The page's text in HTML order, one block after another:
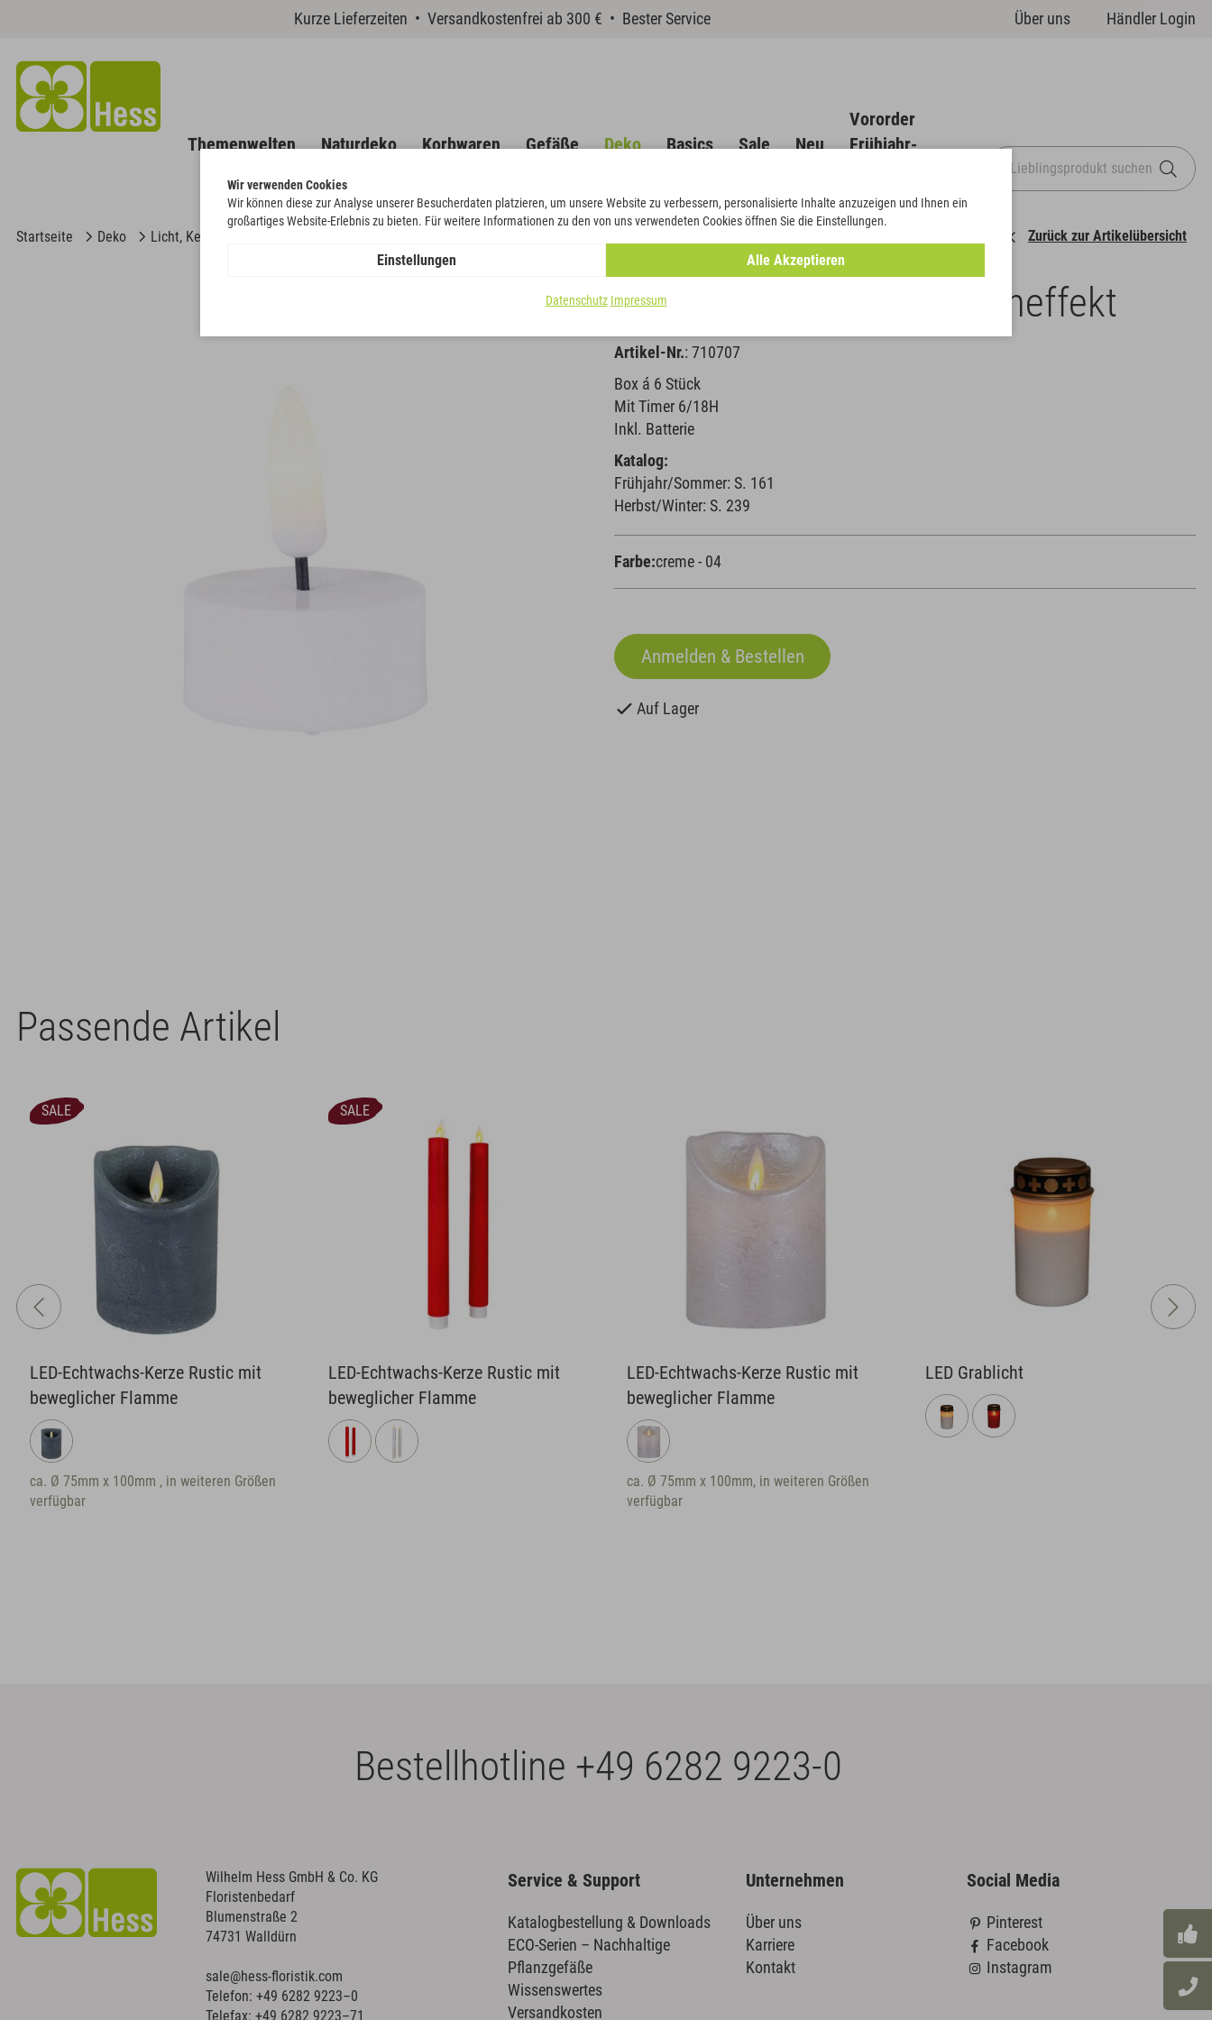
Kurze Lieferzeiten • Versandkostenfrei ab 300 € • Bester Service Über uns Händler Login
Themenwelten Naturdeko Korbwaren Gefäße Deko Basics Sale Neu
Vororder
Frühjahr-
Startseite Deko Licht, Kerzen und Kerzenhalter Zurück zur Artikelübersicht
LED-Teelicht mit Flammeneffekt
Artikel-Nr.: 710707
Box á 6 Stück
Mit Timer 6/18H
Inkl. Batterie
Katalog:
Frühjahr/Sommer: S. 161
Herbst/Winter: S. 239
Farbe:creme - 04
Auf Lager
Passende Artikel
SALE
LED-Echtwachs-Kerze Rustic mit
beweglicher Flamme
ca. Ø 75mm x 100mm , in weiteren Größen
verfügbar
SALE
LED-Echtwachs-Kerze Rustic mit
beweglicher Flamme
LED-Echtwachs-Kerze Rustic mit
beweglicher Flamme
ca. Ø 75mm x 100mm, in weiteren Größen
verfügbar
LED Grablicht
Bestellhotline +49 6282 9223-0
Wilhelm Hess GmbH & Co. KG
Floristenbedarf
Blumenstraße 2
74731 Walldürn
sale@hess-floristik.com
Telefon: +49 6282 9223–0
Telefax: +49 6282 9223–71
Service & Support
Katalogbestellung & Downloads
ECO-Serien – Nachhaltige
Pflanzgefäße
Wissenswertes
Versandkosten
Unternehmen
Über uns
Karriere
Kontakt
Social Media
Pinterest
Facebook
Instagram
Wir verwenden Cookies
Wir können diese zur Analyse unserer Besucherdaten platzieren, um unsere Website zu verbessern, personalisierte Inhalte anzuzeigen und Ihnen ein
großartiges Website-Erlebnis zu bieten. Für weitere Informationen zu den von uns verwendeten Cookies öffnen Sie die Einstellungen.
Einstellungen Alle Akzeptieren
Datenschutz Impressum